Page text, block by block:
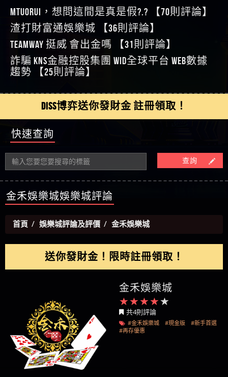
錢怎麼辦 本文教你如何拿回被騙資金
KnTop是詐騙嗎 【KnTop】KnTop無法出金 被KnTop詐騙
的錢一招拿回
【免費討回資金賴zg369】機台運算專案是詐騙嗎
機台運算專案是不是詐騙 機台運算專案是真的嗎
被機台運算專案詐騙的錢怎麼辦 本文教你如何拿
回被騙資金
【其他問題】 Hoyabit詐騙持續收割國人中【免費
討回資金賴zg369】Hoyabit是詐騙嗎 Hoyabit是不是詐
騙 Hoyabit是真的嗎 被HoyabitHoyabit詐騙的錢怎麼辦
本文教你如何拿回被騙資金
【其他問題】KS.M多元化行銷詐騙持續收割國人
中【免費討回資金賴zg369】KS.M多元化行銷是詐
騙嗎 KS.M多元化行銷是不是詐騙 KS.M多元化行銷是
真的嗎 被KS.M多元化行銷詐騙的錢怎麼辦 本文教
你如何拿回被騙資金
【其他問題】免費追回賴「zg369」深度解析野原
家 Family & Love如何詐騙 野原家 Family & Love是不是詐
騙 野原家 Family & Love是真的嗎 野原家 Family & Love是
詐騙嗎 165多次通報野原家 Family & Love是詐騙平台
【其他問題】元盈橋詐騙持續收割國人中【免費
討回資金賴zg369】元盈橋是詐騙嗎 元盈橋是不是
詐騙 元盈橋是真的嗎 被元盈橋詐騙的錢怎麼辦
【其他問題】被騙追回賴【zg369】M.L.Edge利用新
型詐騙手法欺詐群眾 M.L.Edge是真的嗎 M.L.Edge是不
金 被M.L.Edge詐騙的錢一招拿回
【其他問題】 Robinhood詐騙持續收割國人中【免
不是詐騙 Robinhood是真的嗎 被Robinhood詐騙的錢怎
麼辦 本文教你如何拿回被騙資金
資金賴zg369】FLTO是詐騙嗎 FLTO是不是詐騙 FLTO是
真的嗎 被FLTO詐騙的錢怎麼辦 本文教你如何拿回
被騙資金
【其他問題】 遇詐騙求救賴【zg369】八旬老翁被
ALYWS詐騙家破人亡 ALYWS是真的嗎 ALYWS是不是詐騙
ALYWS是詐騙嗎 （ALYWS）無法出金 請小心群組暗椿
【其他問題】 一招教你揭秘新型詐騙手法 （受害
者免費援助賴zg369）當當詐騙 當當是不是詐騙 當
當是真的嗎 當當是詐騙嗎 六旬老婦深信當當高獲
利回報被騙的家破人亡
【Wei】讚
【沈樂慧】又是九州??爛死了黑網不要玩
【林伊依】爛死了拉贏錢直接鎖帳號可以去吃屎
【陳靜茹】推薦小畢，我也是小畢的會員～～
【黃家羭】推推
【AVA娛樂城】還會自己做假對話來毀謗欸哈哈哈
【黃伊珊】不推薦爛公司
金
【陳順堪】黑網出金幾次後贏了就不出金出
【玩運彩】
【asd】唬爛不出金黑網垃圾平台
【蘇俊曄】所以會出金嗎現在也是一樣的狀況
【侯依揚】廢物喔
MTUORUi，想問這間是真是假?.? 【70則評論】
渣打財富通娛樂城 【36則評論】
TEAMWAY 挺威 會出金嗎 【31則評論】
詐騙 kns金融控股集團 WID全球平台 WEB數據
趨勢 【25則評論】
DISS博弈送你發財金 註冊領取！
快速查詢
查詢
金禾娛樂城娛樂城評論
首頁 娛樂城評論及評價 金禾娛樂城
送你發財金！限時註冊領取！
金禾娛樂城
共4則評論
#金禾娛樂城 #現金版
#新手首選
#再存優惠